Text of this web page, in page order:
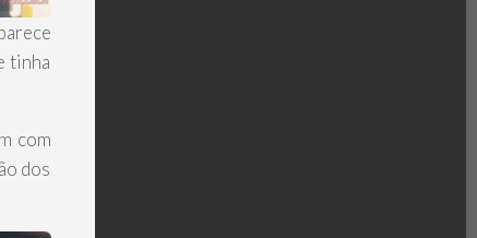
tinha
com
dos